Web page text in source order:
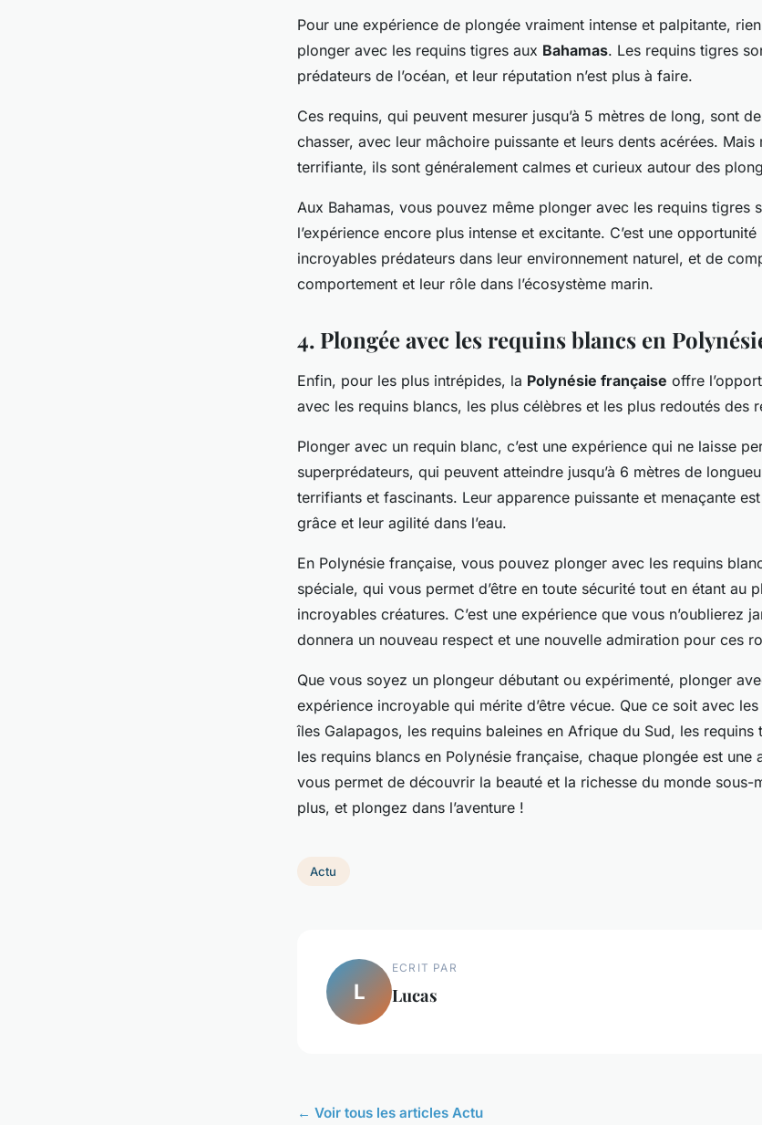
Pour une expérience de plongée vraiment intense et palpitante,
plonger avec les requins tigres aux Bahamas. Les requins tigres
prédateurs de l’océan, et leur réputation n’est plus à faire.
Ces requins, qui peuvent mesurer jusqu’à 5 mètres de long, sont
chasser, avec leur mâchoire puissante et leurs dents acérées.
terrifiante, ils sont généralement calmes et curieux autour des
Aux Bahamas, vous pouvez même plonger avec les requins tigres
l’expérience encore plus intense et excitante. C’est une
incroyables prédateurs dans leur environnement naturel, et de
comportement et leur rôle dans l’écosystème marin.
4. Plongée avec les requins blancs en
Enfin, pour les plus intrépides, la Polynésie française offre
avec les requins blancs, les plus célèbres et les plus redoutés des
Plonger avec un requin blanc, c’est une expérience qui ne laisse
superprédateurs, qui peuvent atteindre jusqu’à 6 mètres de
terrifiants et fascinants. Leur apparence puissante et menaçante
grâce et leur agilité dans l’eau.
En Polynésie française, vous pouvez plonger avec les requins
spéciale, qui vous permet d’être en toute sécurité tout en étant au
incroyables créatures. C’est une expérience que vous n’oublierez
donnera un nouveau respect et une nouvelle admiration pour ces
Que vous soyez un plongeur débutant ou expérimenté, plonger
expérience incroyable qui mérite d’être vécue. Que ce soit avec
îles Galapagos, les requins baleines en Afrique du Sud, les requins
les requins blancs en Polynésie française, chaque plongée est une
vous permet de découvrir la beauté et la richesse du monde sous-
plus, et plongez dans l’aventure !
Actu
L
ECRIT PAR
Lucas
← Voir tous les articles Actu